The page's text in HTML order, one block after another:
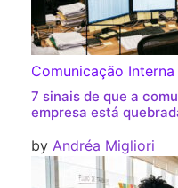
Comunicação Interna
7 sinais de que a
empresa está
by Andréa Migliori